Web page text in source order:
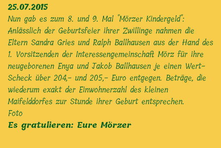
25.07.2015
Nun gab es zum 8. und 9. Mal "Mörzer Kindergeld":
Anlässlich der Geburtsfeier ihrer Zwillinge nahmen die
Eltern Sandra Gries und Ralph Ballhausen aus der Hand des
1. Vorsitzenden der Interessengemeinschaft Mörz für ihre
neugeborenen Enya und Jakob Ballhausen je einen Wert-
Scheck über 204,- und 205,- Euro entgegen. Beträge, die
wiederum exakt der Einwohnerzahl des kleinen
Maifelddorfes zur Stunde ihrer Geburt entsprechen.
Foto
Es gratulieren: Eure Mörzer